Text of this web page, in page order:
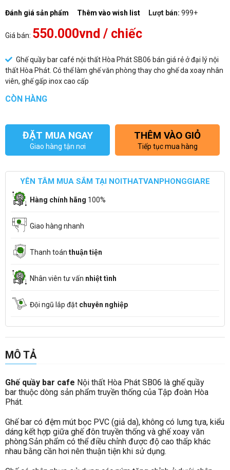
Đánh giá sản phẩm Thêm vào wish list Lượt bán: 999+
Giá bán: 550.000vnd / chiếc
Ghế quầy bar café nội thất Hòa Phát SB06 bán giá rẻ ở đại lý nội
thất Hòa Phát. Có thể làm ghế văn phòng thay cho ghế da xoay nhân
viên, ghế gấp inox cao cấp
CÒN HÀNG
ĐẶT MUA NGAY
Giao hàng tận nơi
THÊM VÀO GIỎ
Tiếp tục mua hàng
YÊN TÂM MUA SẮM TẠI NOITHATVANPHONGGIARE
Hàng chính hãng 100%
Giao hàng nhanh
Thanh toán thuận tiện
Nhân viên tư vấn nhiệt tình
Đội ngũ lắp đặt chuyên nghiệp
MÔ TẢ
Ghế quầy bar cafe Nội thất Hòa Phát SB06 là ghế quầy
bar thuộc dòng sản phẩm truyền thống của Tập đoàn Hòa
Phát.
Ghế bar có đệm mút bọc PVC (giả da), không có lưng tựa, kiểu
dáng kết hợp giữa ghế đôn truyền thống và ghế xoay văn
phòng.Sản phẩm có thể điều chỉnh được độ cao thấp khác
nhau bằng cần hơi nên thuận tiện khi sử dụng.